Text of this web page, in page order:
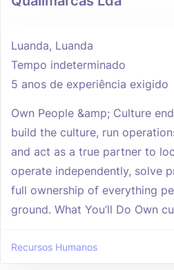
Luanda, Luanda
Tempo indeterminado
5 anos de experiência exigido
Own People &amp; Culture
build the culture, run
and act as a true partner to
operate independently, solve
full ownership of everything
ground. What You’ll Do Own
Recursos Humanos